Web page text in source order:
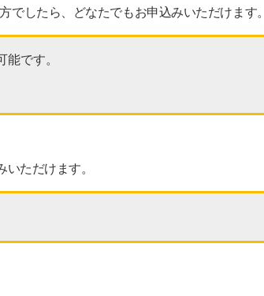
したら、どなたでもお申込みいただけます。
です。
ただけます。